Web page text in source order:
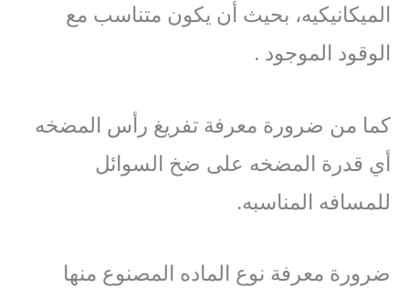
الميكانيكيه، بحيث أن يكون متناسب مع
الوقود الموجود .
كما من ضرورة معرفة تفريغ رأس المضخه
أي قدرة المضخه على ضخ السوائل
للمسافه المناسبه.
ضرورة معرفة نوع الماده المصنوع منها